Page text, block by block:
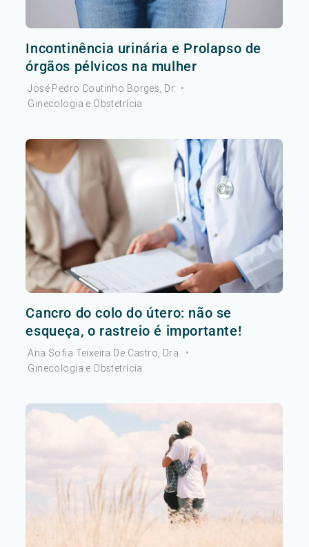
Incontinência urinária e Prolapso de
órgãos pélvicos na mulher
José Pedro Coutinho Borges, Dr. •
Ginecologia e Obstetrícia
Cancro do colo do útero: não se
esqueça, o rastreio é importante!
Ana Sofia Teixeira De Castro, Dra. •
Ginecologia e Obstetrícia